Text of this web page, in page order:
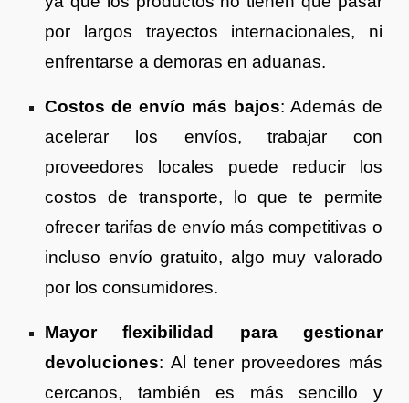
por largos trayectos internacionales, ni
enfrentarse a demoras en aduanas.
Costos de envío más bajos: Además de
acelerar los envíos, trabajar con
proveedores locales puede reducir los
costos de transporte, lo que te permite
ofrecer tarifas de envío más competitivas o
incluso envío gratuito, algo muy valorado
por los consumidores.
Mayor flexibilidad para gestionar
devoluciones: Al tener proveedores más
cercanos, también es más sencillo y